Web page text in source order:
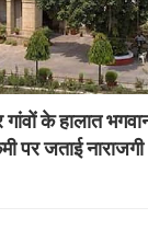
के हालात
पर जताई नाराजगी